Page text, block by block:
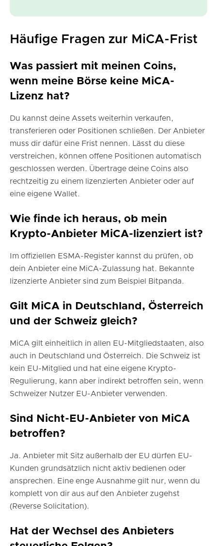
Häufige Fragen zur MiCA-Frist
Was passiert mit meinen Coins,
wenn meine Börse keine MiCA-
Lizenz hat?
Du kannst deine Assets weiterhin verkaufen,
transferieren oder Positionen schließen. Der Anbieter
muss dir dafür eine Frist nennen. Lässt du diese
verstreichen, können offene Positionen automatisch
geschlossen werden. Übertrage deine Coins also
rechtzeitig zu einem lizenzierten Anbieter oder auf
eine eigene Wallet.
Wie finde ich heraus, ob mein
Krypto-Anbieter MiCA-lizenziert ist?
Im offiziellen ESMA-Register kannst du prüfen, ob
dein Anbieter eine MiCA-Zulassung hat. Bekannte
lizenzierte Anbieter sind zum Beispiel Bitpanda.
Gilt MiCA in Deutschland, Österreich
und der Schweiz gleich?
MiCA gilt einheitlich in allen EU-Mitgliedstaaten, also
auch in Deutschland und Österreich. Die Schweiz ist
kein EU-Mitglied und hat eine eigene Krypto-
Regulierung, kann aber indirekt betroffen sein, wenn
Schweizer Nutzer EU-Anbieter verwenden.
Sind Nicht-EU-Anbieter von MiCA
betroffen?
Ja. Anbieter mit Sitz außerhalb der EU dürfen EU-
Kunden grundsätzlich nicht aktiv bedienen oder
ansprechen. Eine enge Ausnahme gilt nur, wenn du
komplett von dir aus auf den Anbieter zugehst
(Reverse Solicitation).
Hat der Wechsel des Anbieters